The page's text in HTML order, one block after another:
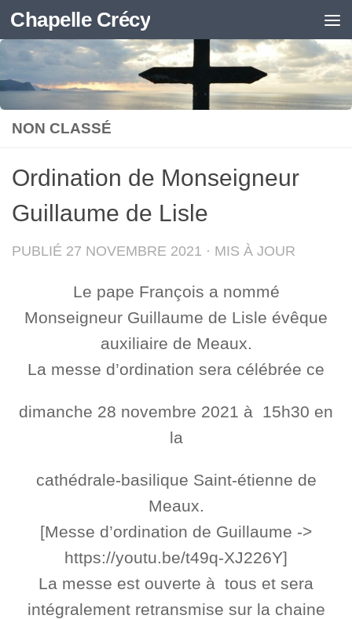
Skip to content
Chapelle Crécy
NON CLASSÉ
Ordination de Monseigneur
Guillaume de Lisle
PUBLIÉ 27 NOVEMBRE 2021 · MIS À JOUR
Le pape François a nommé
Monseigneur Guillaume de Lisle évêque
auxiliaire de Meaux.
La messe d’ordination sera célébrée ce
dimanche 28 novembre 2021 à 15h30 en
la
cathédrale-basilique Saint-étienne de
Meaux.
[Messe d’ordination de Guillaume ->
https://youtu.be/t49q-XJ226Y]
La messe est ouverte à tous et sera
intégralement retransmise sur la chaine